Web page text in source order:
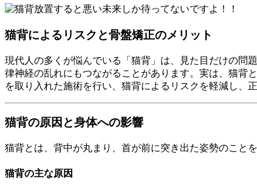
猫背によるリスクと骨盤矯正のメリット
現代人の多くが悩んでいる「猫背」は、見た目だけの問
律神経の乱れにもつながることがあります。実は、猫背
を取り入れた施術を行い、猫背によるリスクを軽減し、
猫背の原因と身体への影響
猫背とは、背中が丸まり、首が前に突き出た姿勢のこと
猫背の主な原因